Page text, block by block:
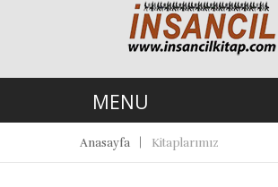
Anasayfa Kitaplarımız